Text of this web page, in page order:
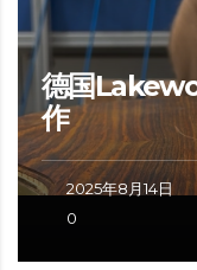
德国
作
2025年8月14日
0